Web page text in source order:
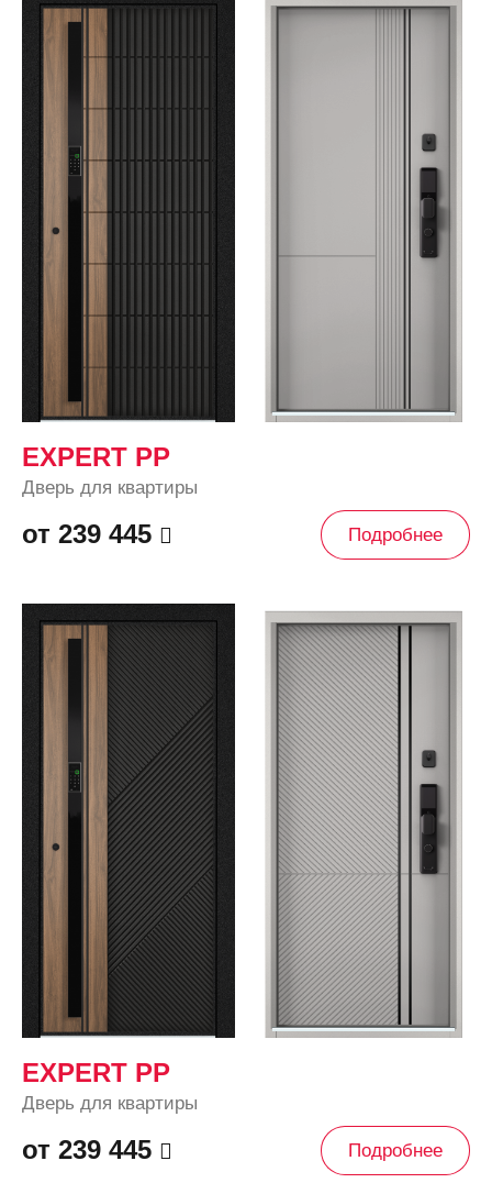
EXPERT PP
Дверь для квартиры
от 239 445 Подробнее
EXPERT PP
Дверь для квартиры
от 239 445 Подробнее